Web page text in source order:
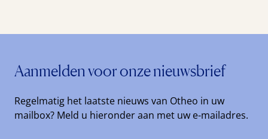
Aanmelden voor onze nieuwsbrief
Regelmatig het laatste nieuws van Otheo in uw
mailbox? Meld u hieronder aan met uw e-mailadres.